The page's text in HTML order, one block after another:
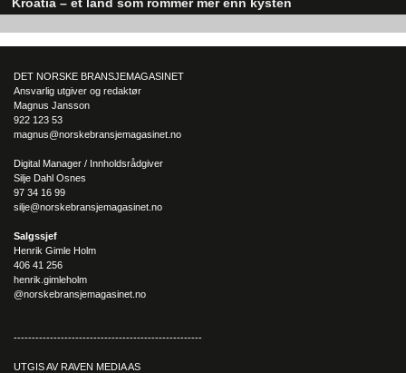
DET NORSKE BRANSJEMAGASINET
Ansvarlig utgiver og redaktør
Magnus Jansson
922 123 53
magnus@norskebransjemagasinet.no
Digital Manager / Innholdsrådgiver
Silje Dahl Osnes
97 34 16 99
silje@norskebransjemagasinet.no
Salgssjef
Henrik Gimle Holm
406 41 256
henrik.gimleholm
@norskebransjemagasinet.no
----------------------------------------------------
UTGIS AV RAVEN MEDIA AS